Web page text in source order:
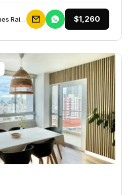
Galceb Group Bienes Raices $1,260